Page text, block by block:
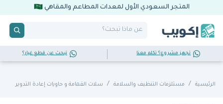
المتجر السعودي الأول لمعدات المطاعم والمقاهي
تجهز مشروع؟ تكلم معنا تبحث عن قطع غيار؟
الرئيسية مستلزمات التنظيف والسلامة سلات القمامة و حاويات إعادة التدوير